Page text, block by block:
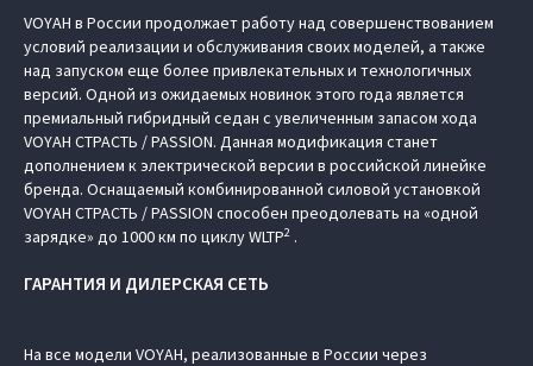
VOYAH в России продолжает работу над совершенствованием
условий реализации и обслуживания своих моделей, а также
над запуском еще более привлекательных и технологичных
версий. Одной из ожидаемых новинок этого года является
премиальный гибридный седан с увеличенным запасом хода
VOYAH СТРАСТЬ / PASSION. Данная модификация станет
дополнением к электрической версии в российской линейке
бренда. Оснащаемый комбинированной силовой установкой
VOYAH СТРАСТЬ / PASSION способен преодолевать на «одной
зарядке» до 1000 км по циклу WLTP2 .
ГАРАНТИЯ И ДИЛЕРСКАЯ СЕТЬ
На все модели VOYAH, реализованные в России через